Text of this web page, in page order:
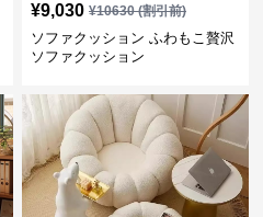
¥9,030 ¥10630(割引前)
ソファクッション ふわもこ贅沢
ソファクッション